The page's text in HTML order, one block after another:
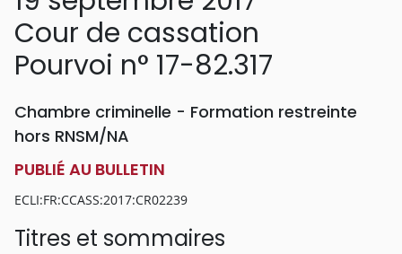
Cour de cassation
Pourvoi n° 17-82.317
Chambre criminelle - Formation restreinte
hors RNSM/NA
PUBLIÉ AU BULLETIN
ECLI:FR:CCASS:2017:CR02239
Titres et sommaires